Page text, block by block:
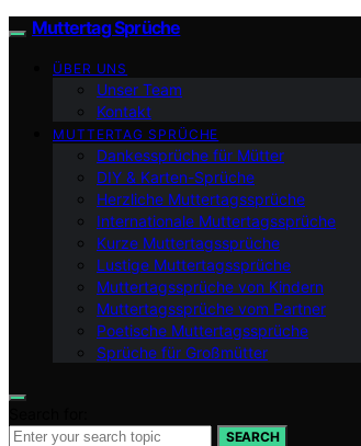
Muttertag Sprüche
ÜBER UNS
Unser Team
Kontakt
MUTTERTAG SPRÜCHE
Dankessprüche für Mütter
DIY & Karten-Sprüche
Herzliche Muttertagssprüche
Internationale Muttertagssprüche
Kurze Muttertagssprüche
Lustige Muttertagssprüche
Muttertagssprüche von Kindern
Muttertagssprüche vom Partner
Poetische Muttertagssprüche
Sprüche für Großmütter
SEARCH